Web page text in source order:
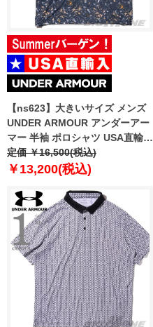
【ns623】大きいサイズ メンズ
UNDER ARMOUR アンダーアー
マー 半袖 ポロシャツ USA直輸入
um0956
定価 ￥16,500(税込)
￥13,200(税込)